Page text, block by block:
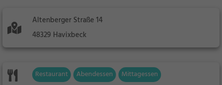
Altenberger Straße 14
48329 Havixbeck
Restaurant Abendessen Mittagessen